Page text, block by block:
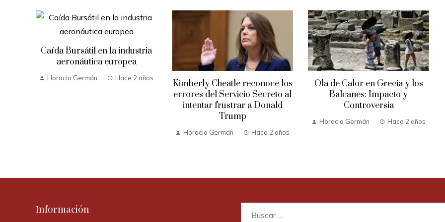
Caída Bursátil en la industria
aeronáutica europea
Horacio Germán Hace 2 años
Kimberly Cheatle reconoce los
errores del Servicio Secreto al
intentar frustrar a Donald
Trump
Horacio Germán Hace 2 años
Ola de Calor en Grecia y los
Balcanes: Impacto y
Controversia
Horacio Germán Hace 2 años
Información